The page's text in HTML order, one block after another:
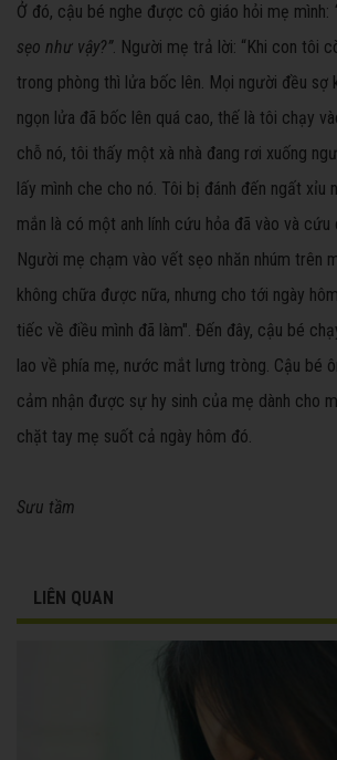
Ở đó, cậu bé nghe được cô giáo hỏi mẹ mình:
sẹo như vậy?”. Người mẹ trả lời: “Khi con tôi
trong phòng thì lửa bốc lên. Mọi người đều sợ
ngọn lửa đã bốc lên quá cao, thế là tôi chạy
chỗ nó, tôi thấy một xà nhà đang rơi xuống
lấy mình che cho nó. Tôi bị đánh đến ngất xỉu
mắn là có một anh lính cứu hỏa đã vào và
Người mẹ chạm vào vết sẹo nhăn nhúm trên
không chữa được nữa, nhưng cho tới ngày
tiếc về điều mình đã làm". Đến đây, cậu bé
lao về phía mẹ, nước mắt lưng tròng. Cậu bé
cảm nhận được sự hy sinh của mẹ dành cho
chặt tay mẹ suốt cả ngày hôm đó.
Sưu tầm
LIÊN QUAN